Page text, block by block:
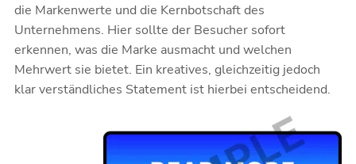
die Markenwerte und die Kernbotschaft des
Unternehmens. Hier sollte der Besucher sofort
erkennen, was die Marke ausmacht und welchen
Mehrwert sie bietet. Ein kreatives, gleichzeitig jedoch
klar verständliches Statement ist hierbei entscheidend.